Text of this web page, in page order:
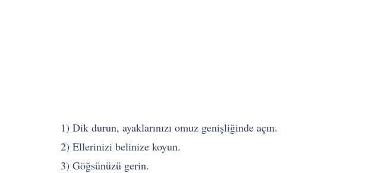
1) Dik durun, ayaklarınızı omuz genişliğinde açın.
2) Ellerinizi belinize koyun.
3) Göğsünüzü gerin.